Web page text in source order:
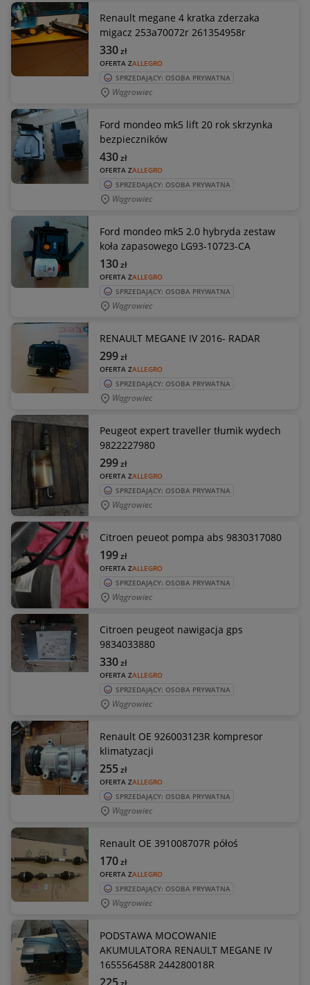
Renault megane 4 kratka zderzaka
migacz 253a70072r 261354958r
OFERTA ZALLEGRO
330zł
SPRZEDAJĄCY: OSOBA PRYWATNA
Wągrowiec
Ford mondeo mk5 lift 20 rok skrzynka
bezpieczników
OFERTA ZALLEGRO
430zł
SPRZEDAJĄCY: OSOBA PRYWATNA
Wągrowiec
Ford mondeo mk5 2.0 hybryda zestaw
koła zapasowego LG93-10723-CA
OFERTA ZALLEGRO
130zł
SPRZEDAJĄCY: OSOBA PRYWATNA
Wągrowiec
RENAULT MEGANE IV 2016- RADAR
OFERTA ZALLEGRO
299zł
SPRZEDAJĄCY: OSOBA PRYWATNA
Wągrowiec
Peugeot expert traveller tłumik wydech
9822227980
OFERTA ZALLEGRO
299zł
SPRZEDAJĄCY: OSOBA PRYWATNA
Wągrowiec
Citroen peueot pompa abs 9830317080
OFERTA ZALLEGRO
199zł
SPRZEDAJĄCY: OSOBA PRYWATNA
Wągrowiec
Citroen peugeot nawigacja gps
9834033880
OFERTA ZALLEGRO
330zł
SPRZEDAJĄCY: OSOBA PRYWATNA
Wągrowiec
Renault OE 926003123R kompresor
klimatyzacji
OFERTA ZALLEGRO
255zł
SPRZEDAJĄCY: OSOBA PRYWATNA
Wągrowiec
Renault OE 391008707R półoś
OFERTA ZALLEGRO
170zł
SPRZEDAJĄCY: OSOBA PRYWATNA
Wągrowiec
PODSTAWA MOCOWANIE
AKUMULATORA RENAULT MEGANE IV
165556458R 244280018R